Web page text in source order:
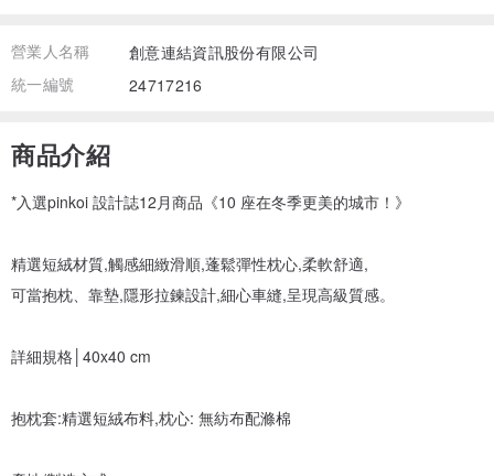
營業人名稱
創意連結資訊股份有限公司
統一編號
24717216
商品介紹
*入選pinkoi 設計誌12月商品《10 座在冬季更美的城市！》
精選短絨材質,觸感細緻滑順,蓬鬆彈性枕心,柔軟舒適,
可當抱枕、靠墊,隱形拉鍊設計,細心車縫,呈現高級質感。
詳細規格│40x40 cm
抱枕套:精選短絨布料,枕心: 無紡布配滌棉